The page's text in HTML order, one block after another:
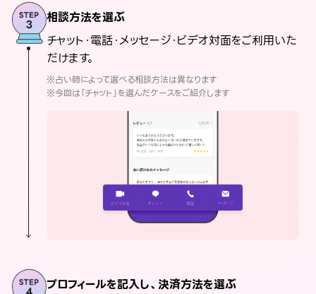
相談方法を選ぶ
チャット・電話・メッセージ・ビデオ対面をご利用いた
だけます。
※占い師によって選べる相談方法は異なります
※今回は「チャット」を選んだケースをご紹介します
プロフィールを記入し、決済方法を選ぶ